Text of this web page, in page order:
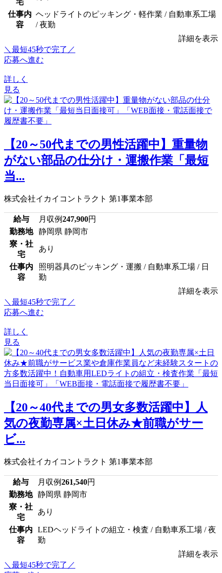
宅
仕事内
容
ヘッドライトのピッキング・軽作業 / 自動車系工場
/ 夜勤
詳細を表示
＼最短45秒で完了／
応募へ進む
詳しく
見る
【20～50代までの男性活躍中】重量物
がない部品の仕分け・運搬作業「最短
当...
株式会社イカイコントラクト 第1事業本部
給与 月収例247,900円
勤務地
静岡県 静岡市
寮・社
宅
あり
仕事内
容
照明器具のピッキング・運搬 / 自動車系工場 / 日
勤
詳細を表示
＼最短45秒で完了／
応募へ進む
詳しく
見る
【20～40代までの男女多数活躍中】人
気の夜勤専属×土日休み★前職がサー
ビ...
株式会社イカイコントラクト 第1事業本部
給与 月収例261,540円
勤務地
静岡県 静岡市
寮・社
宅
あり
仕事内
容
LEDヘッドライトの組立・検査 / 自動車系工場 / 夜
勤
詳細を表示
＼最短45秒で完了／